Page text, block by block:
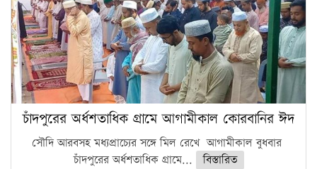
চাঁদপুরের অর্ধশতাধিক গ্রামে আগামীকাল কোরবানির ঈদ
সৌদি আরবসহ মধ্যপ্রাচ্যের সঙ্গে মিল রেখে আগামীকাল বুধবার
চাঁদপুরের অর্ধশতাধিক গ্রামে...
বিস্তারিত